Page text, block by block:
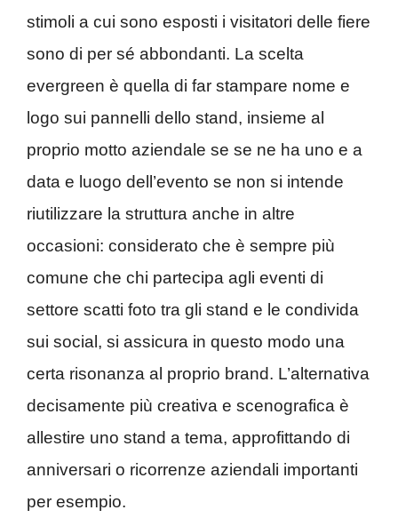
stimoli a cui sono esposti i visitatori delle fiere
sono di per sé abbondanti. La scelta
evergreen è quella di far stampare nome e
logo sui pannelli dello stand, insieme al
proprio motto aziendale se se ne ha uno e a
data e luogo dell’evento se non si intende
riutilizzare la struttura anche in altre
occasioni: considerato che è sempre più
comune che chi partecipa agli eventi di
settore scatti foto tra gli stand e le condivida
sui social, si assicura in questo modo una
certa risonanza al proprio brand. L’alternativa
decisamente più creativa e scenografica è
allestire uno stand a tema, approfittando di
anniversari o ricorrenze aziendali importanti
per esempio.